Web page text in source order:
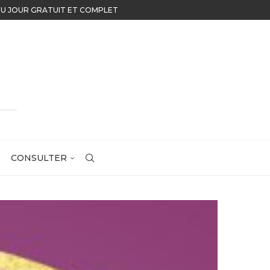
CONSULTER